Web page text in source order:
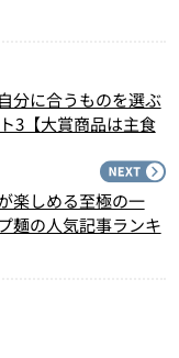
分に合うものを選ぶ
3【大賞商品は主食
楽しめる至極の一
麺の人気記事ランキ